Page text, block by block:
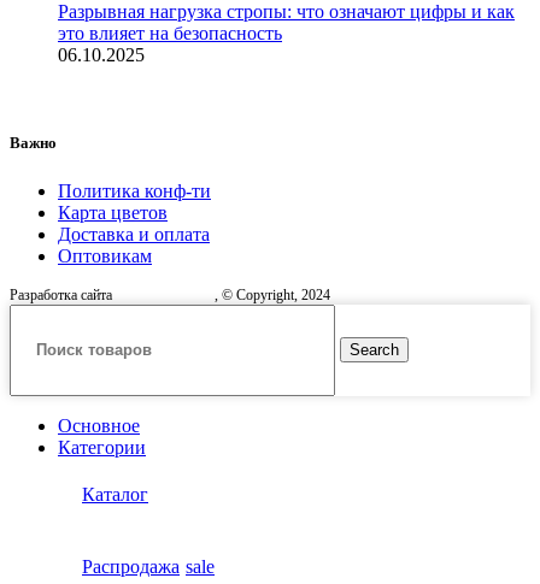
Разрывная нагрузка стропы: что означают цифры и как
это влияет на безопасность
06.10.2025
Важно
Политика конф-ти
Карта цветов
Доставка и оплата
Оптовикам
Разработка сайта , © Copyright, 2024
Search
Основное
Категории
Каталог
Распродажа sale